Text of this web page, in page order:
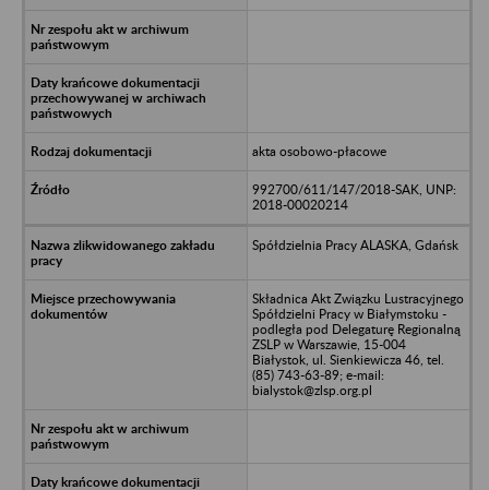
akta osobowo-płacowe
992700/611/147/2018-SAK, UNP:
2018-00020214
Spółdzielnia Pracy ALASKA, Gdańsk
Składnica Akt Związku Lustracyjnego
Spółdzielni Pracy w Białymstoku -
podległa pod Delegaturę Regionalną
ZSLP w Warszawie, 15-004
Białystok, ul. Sienkiewicza 46, tel.
(85) 743-63-89; e-mail:
bialystok@zlsp.org.pl